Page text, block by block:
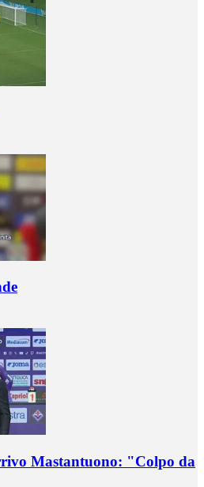
Mastantuono: "Colpo da